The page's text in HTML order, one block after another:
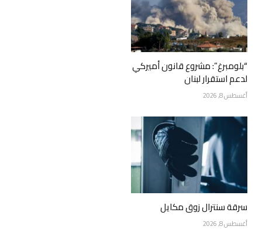
“بلومبرغ”: مشروع قانون أميركي
لدعم استقرار لبنان
أغسطس 8, 2026
سرقة سنترال زوق مكايل
أغسطس 8, 2026